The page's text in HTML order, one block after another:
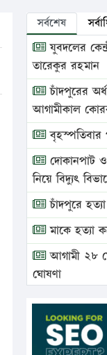
সর্বশেষ
যুবদলের
তারেকুর রহমান
চাঁদপুরের
আগামীকাল
বৃহস্পতিবার
দোকানপাট
নিয়ে বিদ্যুৎ
চাঁদপুরে
মাকে হত্যা
আগামী ২৮
ঘোষণা
ভ্রাম্যমাণ
প্রতিষ্ঠানকে
এবার লঞ্চের